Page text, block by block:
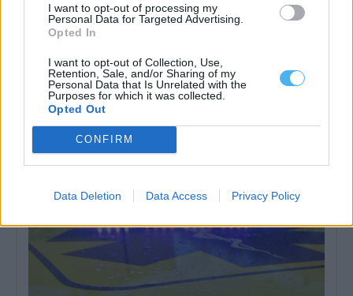
I want to opt-out of processing my
Personal Data for Targeted Advertising.
Opted In
I want to opt-out of Collection, Use,
Retention, Sale, and/or Sharing of my
Personal Data that Is Unrelated with the
Purposes for which it was collected.
Opted Out
CONFIRM
Data Deletion Data Access Privacy Policy
PSP deteve três pessoas e registou 60 infrações rodoviárias no
distrito de Beja
O Comando Distrital de Beja da Polícia de Segurança Pública
deteve três pessoas entre...
3 Agosto, 2026 - 12:56